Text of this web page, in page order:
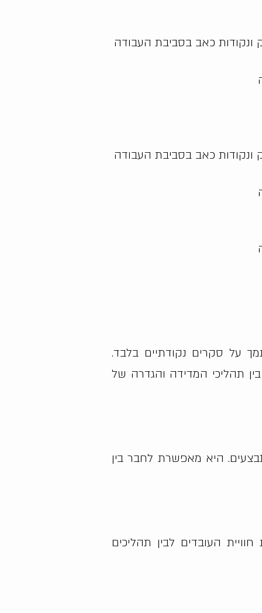
ונקודות כאב בסביבת העבודה
ונקודות כאב בסביבת העבודה
על סקרים נקודתיים בלבד.
תהליכי המדידה והגדרה של
היא מאפשרת לחבר בין
העובדים לבין תהליכים